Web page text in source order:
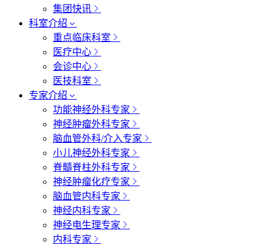
集团快讯
科室介绍
重点临床科室
医疗中心
会诊中心
医技科室
专家介绍
功能神经外科专家
神经肿瘤外科专家
脑血管外科/介入专家
小儿神经外科专家
脊髓脊柱外科专家
神经肿瘤化疗专家
脑血管内科专家
神经内科专家
神经电生理专家
内科专家